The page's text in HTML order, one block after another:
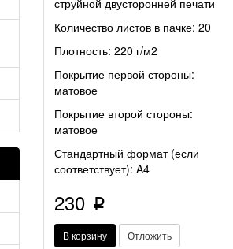
струйной двусторонней печати
Количество листов в пачке: 20
Плотность: 220 г/м2
Покрытие первой стороны:
матовое
Покрытие второй стороны:
матовое
Стандартный формат (если
соответствует): A4
230 p
В корзину Отложить